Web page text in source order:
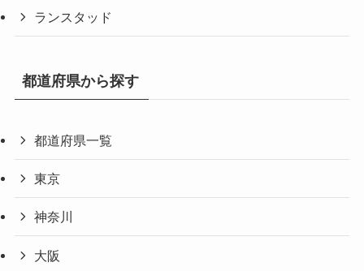
ランスタッド
都道府県から探す
都道府県一覧
東京
神奈川
大阪